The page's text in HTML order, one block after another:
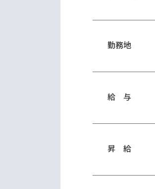
勤務地
給 与
昇 給